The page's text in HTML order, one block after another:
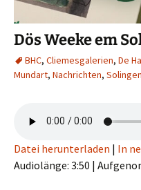
Dös Weeke em
BHC, Cliemesgalerien, De
Mundart, Nachrichten, Solingen
Datei herunterladen | In
Audiolänge: 3:50 |